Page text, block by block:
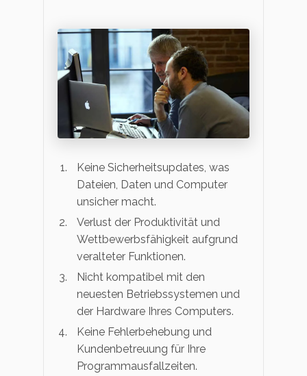
Keine Sicherheitsupdates, was
Dateien, Daten und Computer
unsicher macht.
Verlust der Produktivität und
Wettbewerbsfähigkeit aufgrund
veralteter Funktionen.
Nicht kompatibel mit den
neuesten Betriebssystemen und
der Hardware Ihres Computers.
Keine Fehlerbehebung und
Kundenbetreuung für Ihre
Programmausfallzeiten.